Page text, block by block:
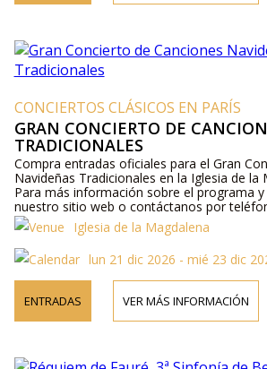
CONCIERTOS CLÁSICOS EN PARÍS
GRAN CONCIERTO DE
TRADICIONALES
Compra entradas oficiales para el Gran
Navideñas Tradicionales en la Iglesia de la
Para más información sobre el programa
nuestro sitio web o contáctanos por
Iglesia de la Magdalena
lun 21 dic 2026 - mié 23 dic
ENTRADAS VER MÁS INFORMACIÓN